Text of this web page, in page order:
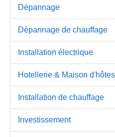
Dépannage
Dépannage de chauffage
Installation électrique
Hotellerie & Maison d'hôtes
Installation de chauffage
Investissement